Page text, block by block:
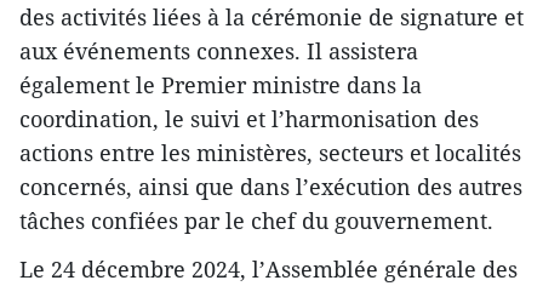
des activités liées à la cérémonie de signature et
aux événements connexes. Il assistera
également le Premier ministre dans la
coordination, le suivi et l’harmonisation des
actions entre les ministères, secteurs et localités
concernés, ainsi que dans l’exécution des autres
tâches confiées par le chef du gouvernement.
Le 24 décembre 2024, l’Assemblée générale des